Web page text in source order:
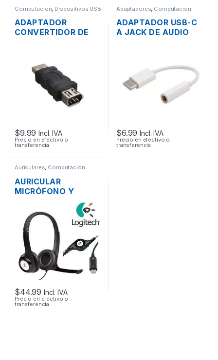
Computación Dispositivos USB
ADAPTADOR
CONVERTIDOR DE
$9.99 Incl. IVA
Precio en efectivo o
transferencia
Adaptadores Computación
ADAPTADOR USB-C
A JACK DE AUDIO
GALAXY S9 / S8
$6.99 Incl. IVA
Precio en efectivo o
transferencia
Auriculares, Computación
AURICULAR
MICRÓFONO Y
VOLUMEN LOGITECH
H390 USB
$44.99 Incl. IVA
Precio en efectivo o
transferencia